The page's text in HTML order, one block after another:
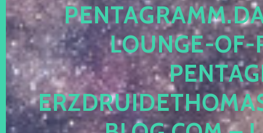
OUNGE-OF-